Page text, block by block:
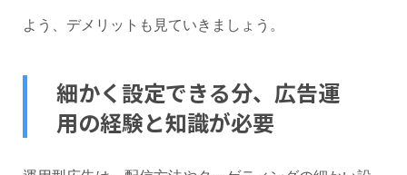
よう、デメリットも見ていきましょう。
細かく設定できる分、広告運
用の経験と知識が必要